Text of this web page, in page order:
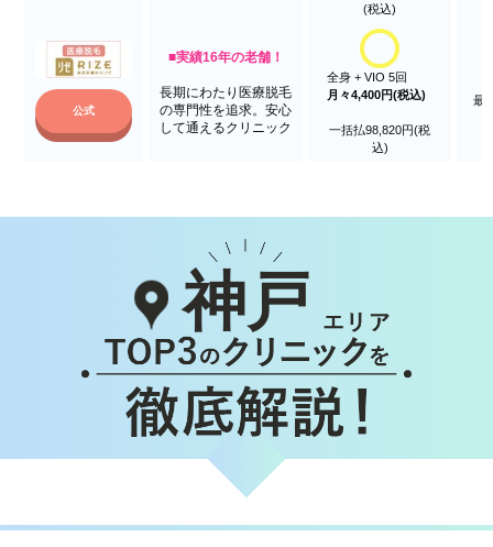
(税込)
公式
■実績16年の老舗！
長期にわたり医療脱毛
の専門性を追求。安心
して通えるクリニック
全身 + VIO 5回
月々4,400円(税込)
一括払98,820円(税
込)
最
神戸